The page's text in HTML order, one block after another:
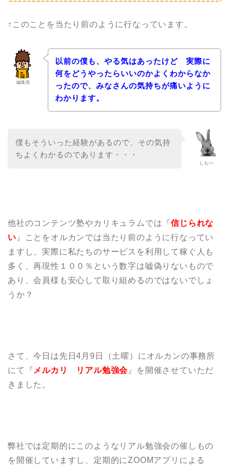
↑このことを当たり前のように行なっています。
編集長
以前の僕も、やる気はあったけど 実際に
何をどうやったらいいのかよくわからなか
ったので、みなさんの気持ちが痛いように
わかります。
しもべ
僕もそういった経験があるので、その気持
ちよくわかるのであります・・・
他社のコンテンツ塾やカリキュラムでは『信じられな
い 』ことをオルカンでは当たり前のように行なってい
ますし、実際に私たちのサービスを利用して稼ぐ人も
多く、再現性１００％という数字は嘘偽りないもので
あり、会員様も安心して取り組めるのではないでしょ
うか？
さて、今日は先日4月9日（土曜）にオルカンの事務所
にて『 メルカリ リアル勉強会 』を開催させていただ
きました。
弊社では定期的にこのようなリアル勉強会の催しもの
を開催していますし、定期的にZOOMアプリによる